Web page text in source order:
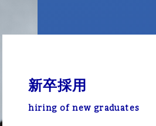
新卒採用
hiring of new graduates